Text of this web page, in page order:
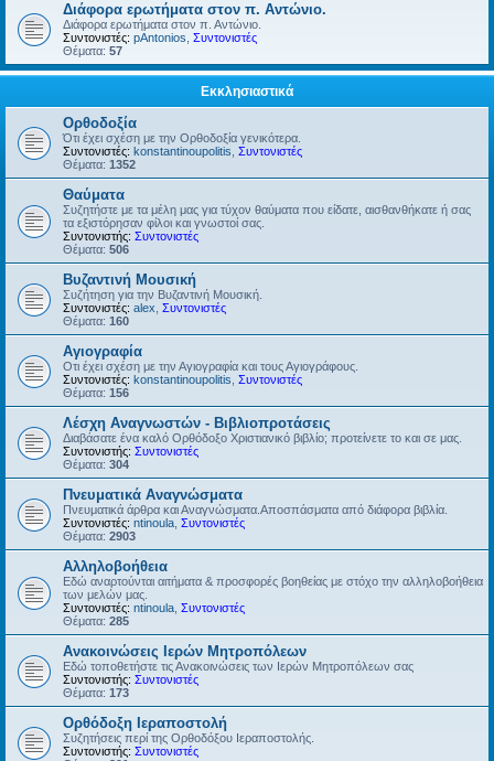
Διάφορα ερωτήματα στον π. Αντώνιο.
Διάφορα ερωτήματα στον π. Αντώνιο.
Συντονιστές: pAntonios Συντονιστές
Θέματα: 57
Εκκλησιαστικά
Ορθοδοξία
Ότι έχει σχέση με την Ορθοδοξία γενικότερα.
Συντονιστές: konstantinoupolitis Συντονιστές
Θέματα: 1352
Θαύματα
Συζητήστε με τα μέλη μας για τύχον θαύματα που είδατε, αισθανθήκατε ή σας
τα εξιστόρησαν φίλοι και γνωστοί σας.
Συντονιστής: Συντονιστές
Θέματα: 506
Βυζαντινή Μουσική
Συζήτηση για την Βυζαντινή Μουσική.
Συντονιστές: alex Συντονιστές
Θέματα: 160
Αγιογραφία
Οτι έχει σχέση με την Αγιογραφία και τους Αγιογράφους.
Συντονιστές: konstantinoupolitis Συντονιστές
Θέματα: 156
Λέσχη Αναγνωστών - Βιβλιοπροτάσεις
Διαβάσατε ένα καλό Ορθόδοξο Χριστιανικό βιβλίο; προτείνετε το και σε μας.
Συντονιστής: Συντονιστές
Θέματα: 304
Πνευματικά Αναγνώσματα
Πνευματικά άρθρα και Αναγνώσματα.Αποσπάσματα από διάφορα βιβλία.
Συντονιστές: ntinoula Συντονιστές
Θέματα: 2903
Αλληλοβοήθεια
Εδώ αναρτούνται αιτήματα & προσφορές βοηθείας με στόχο την αλληλοβοήθεια
των μελών μας.
Συντονιστές: ntinoula Συντονιστές
Θέματα: 285
Ανακοινώσεις Ιερών Μητροπόλεων
Εδώ τοποθετήστε τις Ανακοινώσεις των Ιερών Μητροπόλεων σας
Συντονιστής: Συντονιστές
Θέματα: 173
Ορθόδοξη Ιεραποστολή
Συζητήσεις περί της Ορθοδόξου Ιεραποστολής.
Συντονιστής: Συντονιστές